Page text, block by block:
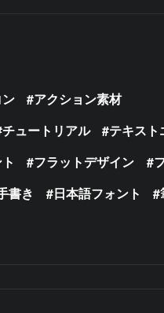
アクション素材
チュートリアル
テキスト
フラットデザイン
書き 日本語フォント